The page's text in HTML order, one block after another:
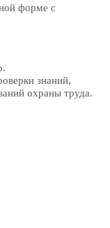
форме с
знаний,
охраны труда.